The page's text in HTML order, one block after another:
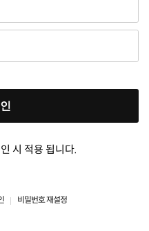
시 적용 됩니다.
비밀번호 재설정